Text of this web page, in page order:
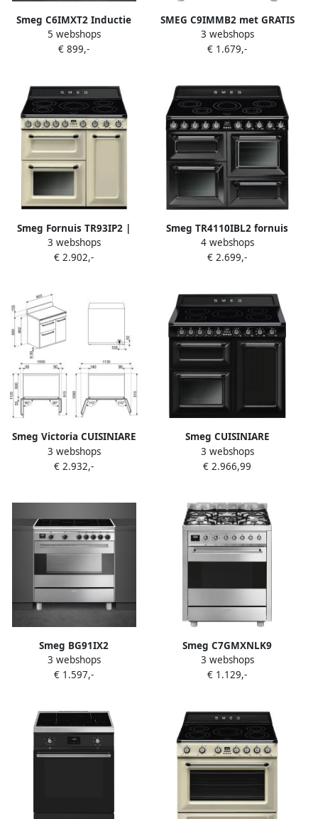
Smeg C6IMXT2 Inductie
Fornuis 60 cm RVS
Heteluchtoven 70L
Energieklasse A
5 webshops
€ 899,-
SMEG C9IMMB2 met GRATIS
broodrooster
3 webshops
€ 1.679,-
Smeg Fornuis TR93IP2 |
Inductiefornuizen |
Keuken&Koken Fornuizen |
3 webshops
€ 2.902,-
Smeg TR4110IBL2 fornuis
Vrijstaand fornuis
Inductiekookplaat zones
4 webshops
€ 2.699,-
Smeg Victoria CUISINIARE
TR93IBL2 Range-fornuis
Inductiekookplaat zones
3 webshops
€ 2.932,-
Smeg CUISINIARE
TR103IBL2 Range-fornuis
Inductiekookplaat zones
3 webshops
€ 2.966,99
Smeg BG91IX2
Inductiefornuis 90 cm 5
zones RVS
3 webshops
€ 1.597,-
Smeg C7GMXNLK9
Gasfornuis 70 cm 5
Kookzones Wokbrander
Energieklasse A RVS
3 webshops
€ 1.129,-